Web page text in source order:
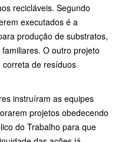
recicláveis. Segundo
executados é a
produção de substratos,
O outro projeto
correta de resíduos
instruíram as equipes
projetos obedecendo
do Trabalho para que